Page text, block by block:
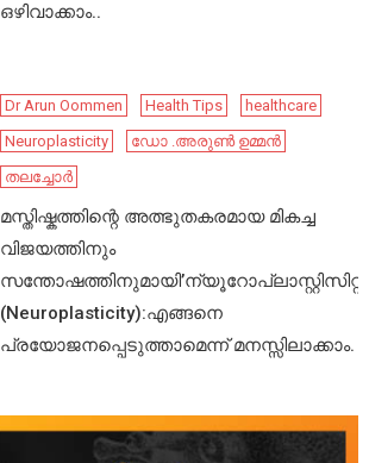
ഒഴിവാക്കാം..
Dr Arun Oommen Health Tips
healthcare
Neuroplasticity
ഡോ .അരുൺ ഉമ്മൻ
തലച്ചോർ
മസ്തിഷ്കത്തിന്റെ അത്ഭുതകരമായ മികച്ച
വിജയത്തിനും
സന്തോഷത്തിനുമായി’ന്യൂറോപ്ലാസ്റ്റിസിറ്റി’
(Neuroplasticity):എങ്ങനെ
പ്രയോജനപ്പെടുത്താമെന്ന് മനസ്സിലാക്കാം.